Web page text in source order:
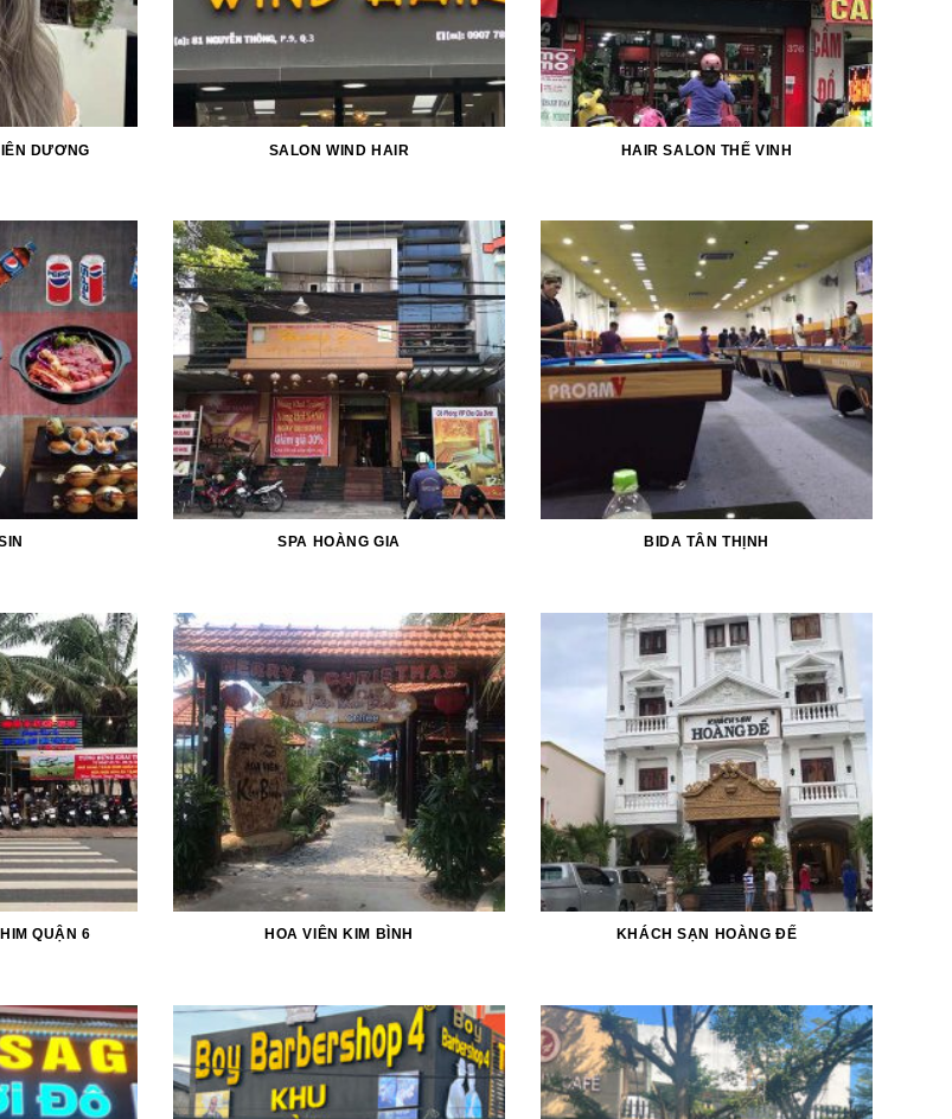
DƯƠNG SALON WIND HAIR HAIR SALON THẾ VINH
SPA HOÀNG GIA BIDA TÂN THỊNH
QUẬN 6 HOA VIÊN KIM BÌNH KHÁCH SẠN HOÀNG ĐẾ